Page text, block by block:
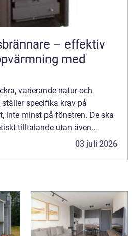
– effektiv
med
varierande natur och
specifika krav på
inte minst på fönstren. De ska
tilltalande utan även
03 juli 2026